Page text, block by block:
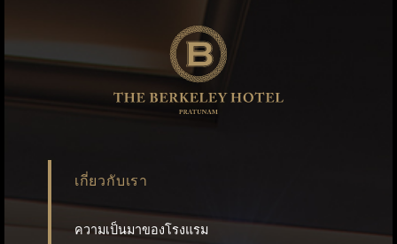
เกี่ยวกับเรา
ความเป็นมาของโรงแรม